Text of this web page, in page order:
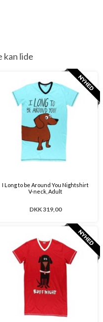
kan lide
I Long to be Around You Nightshirt
V-neck, Adult
DKK 319,00